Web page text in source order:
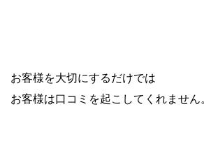
お客様を大切にするだけでは
お客様は口コミを起こしてくれません。